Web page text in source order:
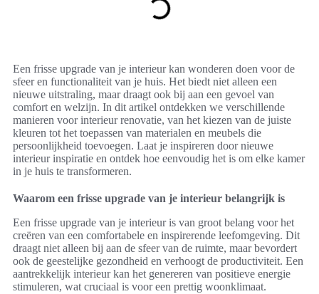
Een frisse upgrade van je interieur kan wonderen doen voor de
sfeer en functionaliteit van je huis. Het biedt niet alleen een
nieuwe uitstraling, maar draagt ook bij aan een gevoel van
comfort en welzijn. In dit artikel ontdekken we verschillende
manieren voor interieur renovatie, van het kiezen van de juiste
kleuren tot het toepassen van materialen en meubels die
persoonlijkheid toevoegen. Laat je inspireren door nieuwe
interieur inspiratie en ontdek hoe eenvoudig het is om elke kamer
in je huis te transformeren.
Waarom een frisse upgrade van je interieur belangrijk is
Een frisse upgrade van je interieur is van groot belang voor het
creëren van een comfortabele en inspirerende leefomgeving. Dit
draagt niet alleen bij aan de sfeer van de ruimte, maar bevordert
ook de geestelijke gezondheid en verhoogt de productiviteit. Een
aantrekkelijk interieur kan het genereren van positieve energie
stimuleren, wat cruciaal is voor een prettig woonklimaat.